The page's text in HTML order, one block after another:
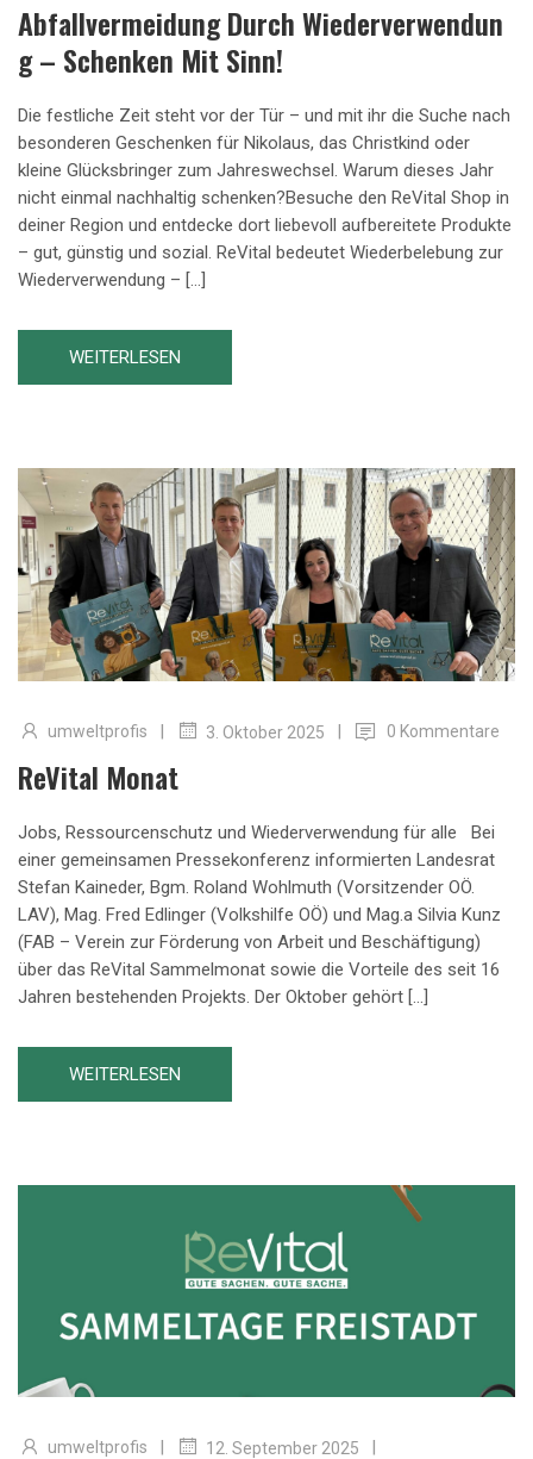
Abfallvermeidung Durch Wiederverwendun
G – Schenken Mit Sinn!
Die festliche Zeit steht vor der Tür – und mit ihr die Suche nach
besonderen Geschenken für Nikolaus, das Christkind oder
kleine Glücksbringer zum Jahreswechsel. Warum dieses Jahr
nicht einmal nachhaltig schenken?Besuche den ReVital Shop in
deiner Region und entdecke dort liebevoll aufbereitete Produkte
– gut, günstig und sozial. ReVital bedeutet Wiederbelebung zur
Wiederverwendung – […]
WEITERLESEN
umweltprofis | 3. Oktober 2025 | 0 Kommentare
ReVital Monat
Jobs, Ressourcenschutz und Wiederverwendung für alle Bei
einer gemeinsamen Pressekonferenz informierten Landesrat
Stefan Kaineder, Bgm. Roland Wohlmuth (Vorsitzender OÖ.
LAV), Mag. Fred Edlinger (Volkshilfe OÖ) und Mag.a Silvia Kunz
(FAB – Verein zur Förderung von Arbeit und Beschäftigung)
über das ReVital Sammelmonat sowie die Vorteile des seit 16
Jahren bestehenden Projekts. Der Oktober gehört […]
WEITERLESEN
umweltprofis 12. September 2025